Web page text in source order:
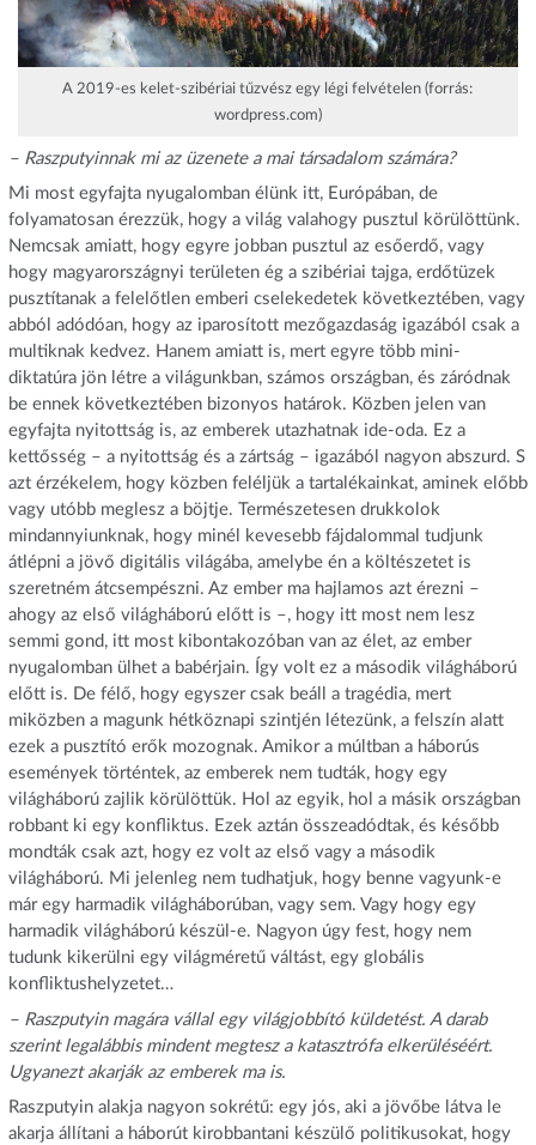
A 2019-es kelet-szibériai tűzvész egy légi felvételen (forrás:
wordpress.com)
– Raszputyinnak mi az üzenete a mai társadalom számára?
Mi most egyfajta nyugalomban élünk itt, Európában, de
folyamatosan érezzük, hogy a világ valahogy pusztul körülöttünk.
Nemcsak amiatt, hogy egyre jobban pusztul az esőerdő, vagy
hogy magyarországnyi területen ég a szibériai tajga, erdőtüzek
pusztítanak a felelőtlen emberi cselekedetek következtében, vagy
abból adódóan, hogy az iparosított mezőgazdaság igazából csak a
multiknak kedvez. Hanem amiatt is, mert egyre több mini-
diktatúra jön létre a világunkban, számos országban, és záródnak
be ennek következtében bizonyos határok. Közben jelen van
egyfajta nyitottság is, az emberek utazhatnak ide-oda. Ez a
kettősség – a nyitottság és a zártság – igazából nagyon abszurd. S
azt érzékelem, hogy közben feléljük a tartalékainkat, aminek előbb
vagy utóbb meglesz a böjtje. Természetesen drukkolok
mindannyiunknak, hogy minél kevesebb fájdalommal tudjunk
átlépni a jövő digitális világába, amelybe én a költészetet is
szeretném átcsempészni. Az ember ma hajlamos azt érezni –
ahogy az első világháború előtt is –, hogy itt most nem lesz
semmi gond, itt most kibontakozóban van az élet, az ember
nyugalomban ülhet a babérjain. Így volt ez a második világháború
előtt is. De félő, hogy egyszer csak beáll a tragédia, mert
miközben a magunk hétköznapi szintjén létezünk, a felszín alatt
ezek a pusztító erők mozognak. Amikor a múltban a háborús
események történtek, az emberek nem tudták, hogy egy
világháború zajlik körülöttük. Hol az egyik, hol a másik országban
robbant ki egy konfliktus. Ezek aztán összeadódtak, és később
mondták csak azt, hogy ez volt az első vagy a második
világháború. Mi jelenleg nem tudhatjuk, hogy benne vagyunk-e
már egy harmadik világháborúban, vagy sem. Vagy hogy egy
harmadik világháború készül-e. Nagyon úgy fest, hogy nem
tudunk kikerülni egy világméretű váltást, egy globális
konfliktushelyzetet…
– Raszputyin magára vállal egy világjobbító küldetést. A darab
szerint legalábbis mindent megtesz a katasztrófa elkerüléséért.
Ugyanezt akarják az emberek ma is.
Raszputyin alakja nagyon sokrétű: egy jós, aki a jövőbe látva le
akarja állítani a háborút kirobbantani készülő politikusokat, hogy